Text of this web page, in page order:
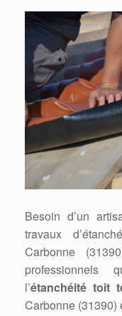
Besoin d’un
travaux
Carbonne
professionnels
l’étanchéité toit
Carbonne (31390)